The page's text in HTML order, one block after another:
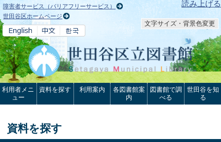
本文へ 読み上げる
障害者サービス（バリアフリーサービス）
世田谷区ホームページ
文字サイズ・背景色変更
利用者メニ
ュー
資料を探す 利用案内
各図書館案
内
図書館で調
べる
世田谷を知
る
資料を探す